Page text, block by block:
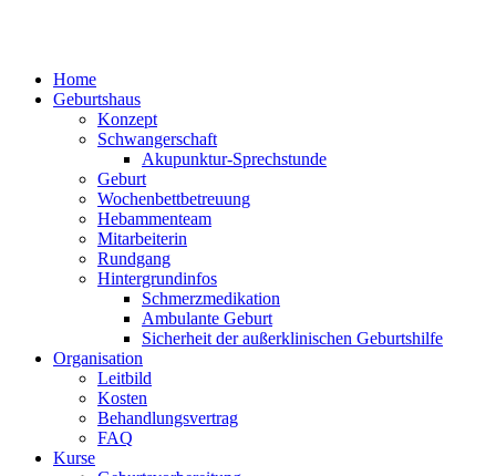
Home
Geburtshaus
Konzept
Schwangerschaft
Akupunktur-Sprechstunde
Geburt
Wochenbettbetreuung
Hebammenteam
Mitarbeiterin
Rundgang
Hintergrundinfos
Schmerzmedikation
Ambulante Geburt
Sicherheit der außerklinischen Geburtshilfe
Organisation
Leitbild
Kosten
Behandlungsvertrag
FAQ
Kurse